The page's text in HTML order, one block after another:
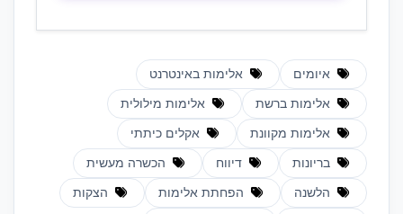
איומים אלימות באינטרנט
אלימות ברשת אלימות מילולית
אלימות מקוונת אקלים כיתתי
בריונות דיווח הכשרה מעשית
הלשנה הפחתת אלימות הצקות